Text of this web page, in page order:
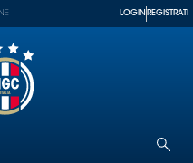
LOGIN REGISTRATI